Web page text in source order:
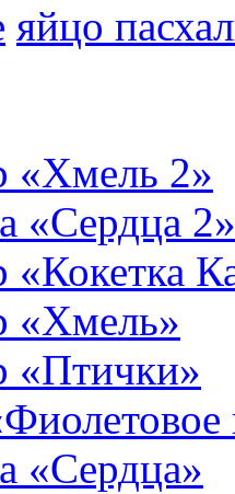
яйцо
«Хмель 2»
«Сердца 2»
«Хмель»
«Птички»
«Сердца»